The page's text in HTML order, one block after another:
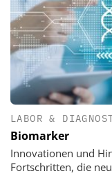
LABOR &
Biomarker
Innovationen und
Fortschritten, die